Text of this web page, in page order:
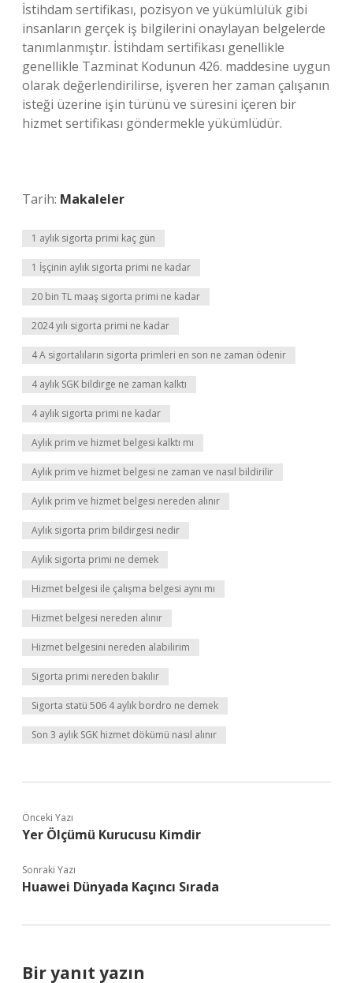
İstihdam sertifikası, pozisyon ve yükümlülük gibi
insanların gerçek iş bilgilerini onaylayan belgelerde
tanımlanmıştır. İstihdam sertifikası genellikle
genellikle Tazminat Kodunun 426. maddesine uygun
olarak değerlendirilirse, işveren her zaman çalışanın
isteği üzerine işin türünü ve süresini içeren bir
hizmet sertifikası göndermekle yükümlüdür.
Tarih: Makaleler
1 aylık sigorta primi kaç gün
1 İşçinin aylık sigorta primi ne kadar
20 bin TL maaş sigorta primi ne kadar
2024 yılı sigorta primi ne kadar
4 A sigortalıların sigorta primleri en son ne zaman ödenir
4 aylık SGK bildirge ne zaman kalktı
4 aylık sigorta primi ne kadar
Aylık prim ve hizmet belgesi kalktı mı
Aylık prim ve hizmet belgesi ne zaman ve nasıl bildirilir
Aylık prim ve hizmet belgesi nereden alınır
Aylık sigorta prim bildirgesi nedir
Aylık sigorta primi ne demek
Hizmet belgesi ile çalışma belgesi aynı mı
Hizmet belgesi nereden alınır
Hizmet belgesini nereden alabilirim
Sigorta primi nereden bakılır
Sigorta statü 506 4 aylık bordro ne demek
Son 3 aylık SGK hizmet dökümü nasıl alınır
Önceki Yazı
Yer Ölçümü Kurucusu Kimdir
Sonraki Yazı
Huawei Dünyada Kaçıncı Sırada
Bir yanıt yazın